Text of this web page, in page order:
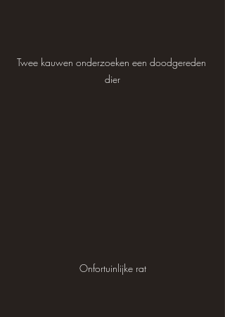
Twee kauwen onderzoeken een doodgereden
dier
Onfortuinlijke rat